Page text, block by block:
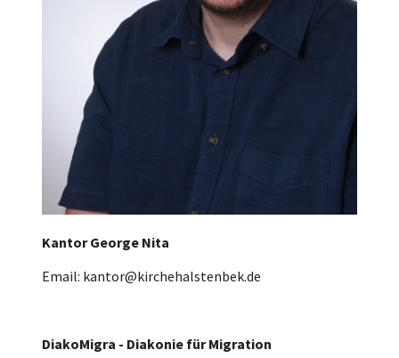
Kantor George Nita
Email: kantor@kirchehalstenbek.de
DiakoMigra - Diakonie für Migration